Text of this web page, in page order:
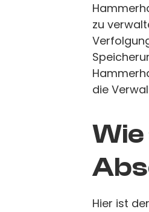
zu
die
Hier ist der